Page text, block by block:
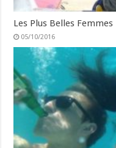
Les Plus Belles
05/10/2016